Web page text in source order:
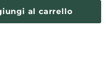
al carrello